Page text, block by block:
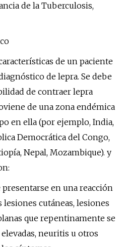
de la Tuberculosis,
de un paciente
de lepra. Se debe
de contraer lepra
de una zona endémica
en ella (por ejemplo, India,
Democrática del Congo,
Nepal, Mozambique). y
en una reacción
lesiones cutáneas, lesiones
que repentinamente se
neuritis u otros